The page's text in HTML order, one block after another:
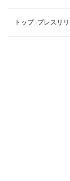
トップ プレスリ